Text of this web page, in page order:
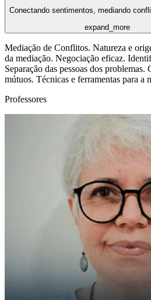
Conectando sentimentos, mediando
expand_more
Mediação de Conflitos. Natureza e
da mediação. Negociação eficaz.
Separação das pessoas dos problemas.
mútuos. Técnicas e ferramentas para a
Professores